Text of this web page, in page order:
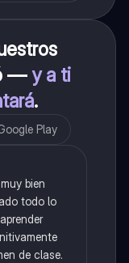
—y a ti
.
Play
bien
todo lo
de clase.